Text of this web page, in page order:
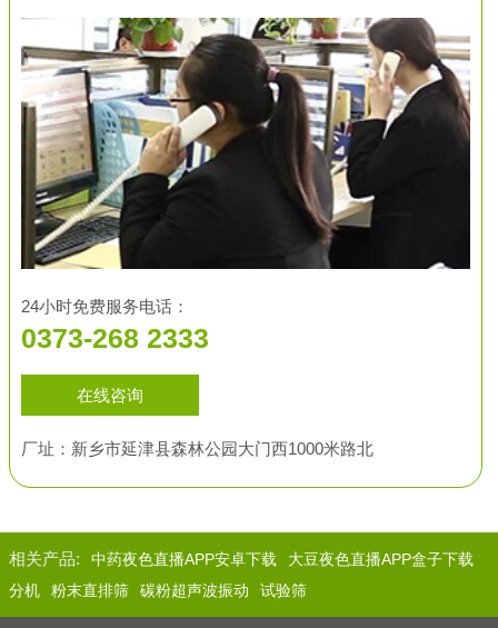
24小时免费服务电话：
0373-268 2333
在线咨询
厂址：新乡市延津县森林公园大门西1000米路北
相关产品: 中药夜色直播APP安卓下载
大豆夜色直播APP盒子下载
分机
粉末直排筛 碳粉超声波振动 试验筛